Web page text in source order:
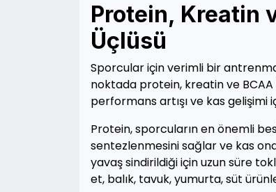
Protein, Kreatin
Üçlüsü
Sporcular için verimli bir
noktada protein, kreatin ve
performans artışı ve kas gelişimi
Protein, sporcuların en önemli
sentezlenmesini sağlar ve kas
yavaş sindirildiği için uzun süre
et, balık, tavuk, yumurta, süt